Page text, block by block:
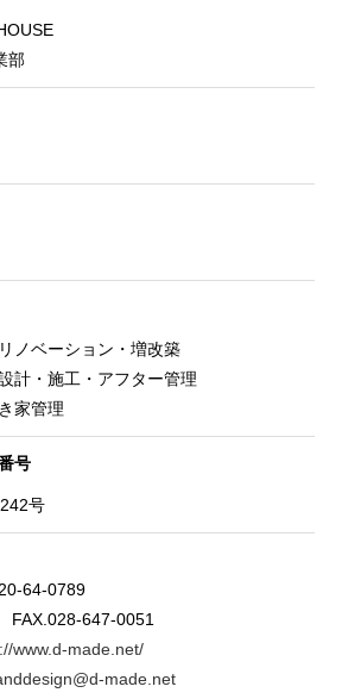
部
ノベーション・増改築
計・施工・アフター管理
家管理
号
号
64-0789
647-0051
www.d-made.net/
made.net